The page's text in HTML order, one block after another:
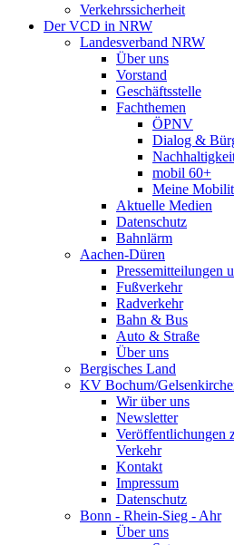
Verkehrssicherheit
Der VCD in NRW
Landesverband NRW
Über uns
Vorstand
Geschäftsstelle
Fachthemen
ÖPNV
Dialog &
mobil 60+
Meine
Aktuelle Medien
Datenschutz
Bahnlärm
Aachen-Düren
Pressemitteilungen
Fußverkehr
Radverkehr
Bahn & Bus
Auto & Straße
Über uns
Bergisches Land
KV Bochum/
Wir über uns
Newsletter
Veröffentlichungen
Verkehr
Kontakt
Impressum
Datenschutz
Bonn - Rhein-Sieg - Ahr
Über uns